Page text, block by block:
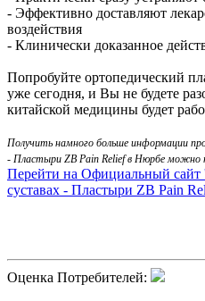
- Эффективно доставляют
воздействия
- Клинически доказанное
Попробуйте ортопедический
уже сегодня, и Вы не будете
китайской медицины будет
Получить намного больше информации
- Пластыри ZB Pain Relief в Нюрбе можно
Перейти на Официальный сайт
суставах - Пластыри ZB Pain
Оценка Потребителей: